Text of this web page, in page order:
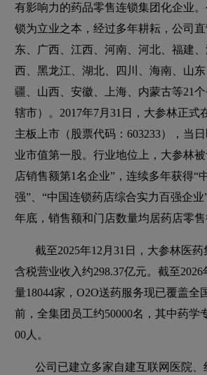
有影响力的药品零售连锁集团化企业
锁为立业之本，经过多年耕耘，公司
东、广西、江西、河南、河北、福建
西、黑龙江、湖北、四川、海南、山
疆、山西、安徽、上海、内蒙古等21
辖市）。2017年7月31日，大参林正式
主板上市（股票代码：603233），当
业市值第一股。行业地位上，大参林
店销售额第1名企业”，连续多年获得“
强”、“中国连锁药店综合实力百强企业
年底，销售额和门店数量均居药店零售
截至2025年12月31日，大参林医
含税营业收入约298.37亿元。截至
量18044家，O2O送药服务现已覆盖全
前，全集团员工约50000名，其中药学
00人。
公司已建立多家自建互联网医院、